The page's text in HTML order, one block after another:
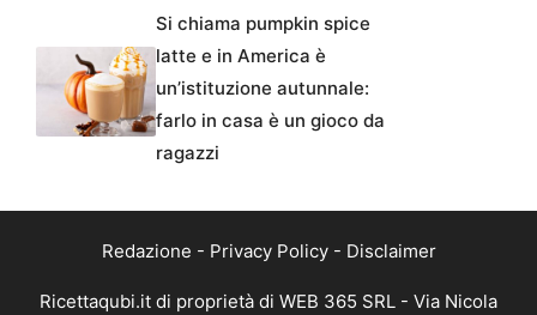
Si chiama pumpkin spice
latte e in America è
un’istituzione autunnale:
farlo in casa è un gioco da
ragazzi
Redazione - Privacy Policy- Disclaimer
Ricettaqubi.it di proprietà di WEB 365 SRL - Via Nicola